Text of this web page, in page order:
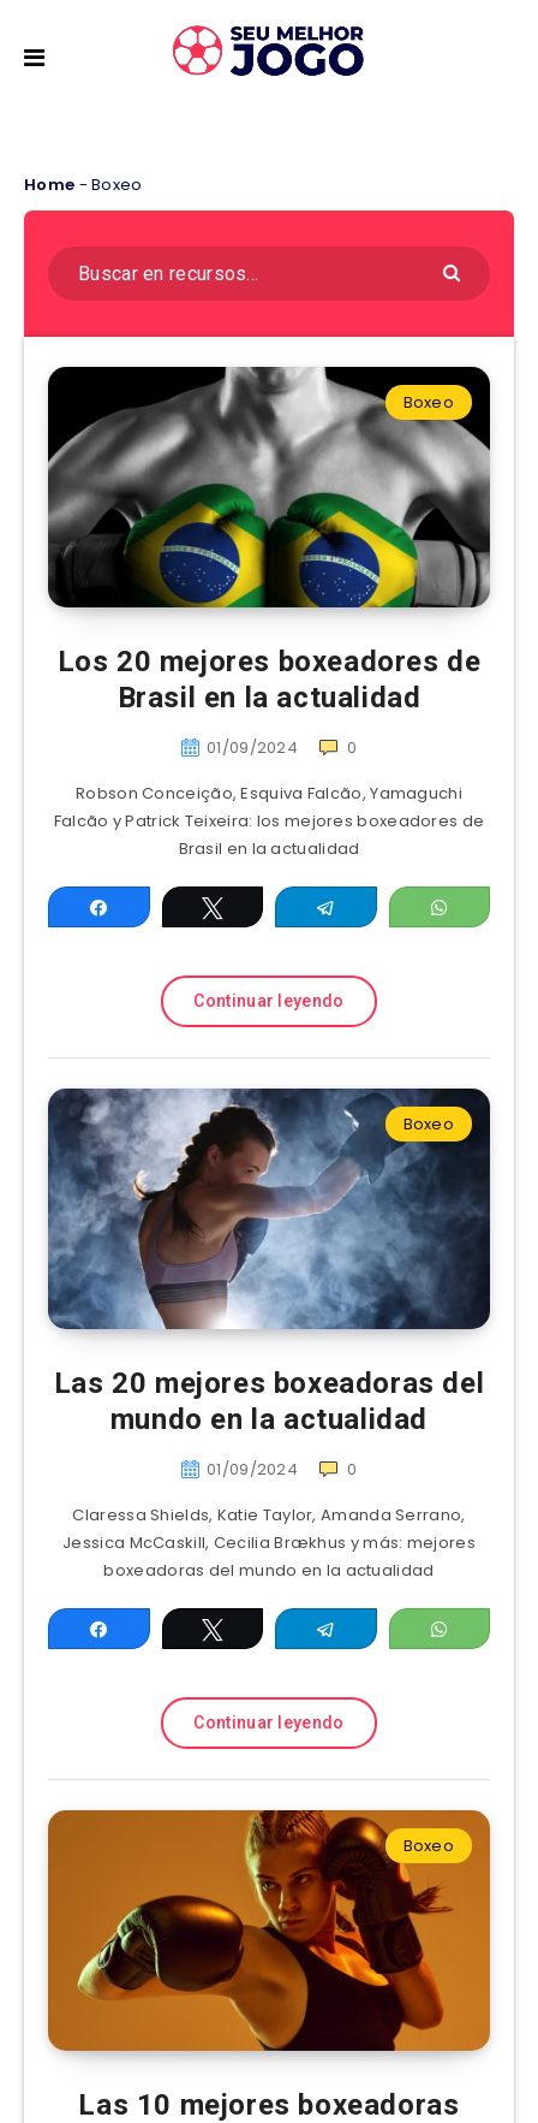
Home -Boxeo
Boxeo
Los 20 mejores boxeadores de
Brasil en la actualidad
01/09/2024
0
Robson Conceição, Esquiva Falcão, Yamaguchi
Falcão y Patrick Teixeira: los mejores boxeadores de
Brasil en la actualidad
Compartir Twittear Telegram
Continuar leyendo
Boxeo
Las 20 mejores boxeadoras del
mundo en la actualidad
01/09/2024
0
Claressa Shields, Katie Taylor, Amanda Serrano,
Jessica McCaskill, Cecilia Brækhus y más: mejores
boxeadoras del mundo en la actualidad
Compartir Twittear Telegram
Continuar leyendo
Boxeo
Las 10 mejores boxeadoras